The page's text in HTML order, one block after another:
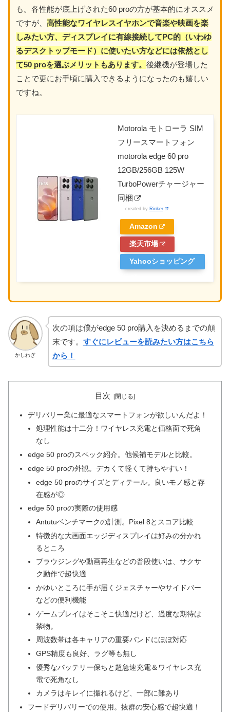
も。各性能が底上げされた60 proの方が基本的にオススメ
ですが、 高性能なワイヤレスイヤホンで音楽や映画を楽
しみたい方、ディスプレイに有線接続してPC的（いわゆ
るデスクトップモード）に使いたい方などには依然とし
て50 proを選ぶメリットもあります。 後継機が登場した
ことで更にお手頃に購入できるようになったのも嬉しい
ですね。
Motorola モトローラ SIM
フリースマートフォン
motorola edge 60 pro
12GB/256GB 125W
TurboPowerチャージャー
同梱
created by Rinker
Amazon
楽天市場
Yahooショッピング
かしわぎ
次の項は僕がedge 50 pro購入を決めるまでの顛
末です。 すぐにレビューを読みたい方はこちら
から！
目次
デリバリー業に最適なスマートフォンが欲しいんだよ！
処理性能は十二分！ワイヤレス充電と価格面で死角
なし
edge 50 proのスペック紹介。他候補モデルと比較。
edge 50 proの外観。デカくて軽くて持ちやすい！
edge 50 proのサイズとディテール。良いモノ感と存
在感が◎
edge 50 proの実際の使用感
Antutuベンチマークの計測。Pixel 8とスコア比較
特徴的な大画面エッジディスプレイは好みの分かれ
るところ
ブラウジングや動画再生などの普段使いは、サクサ
ク動作で超快適
かゆいところに手が届くジェスチャーやサイドバー
などの便利機能
ゲームプレイはそこそこ快適だけど、過度な期待は
禁物。
周波数帯は各キャリアの重要バンドにほぼ対応
GPS精度も良好、ラグ等も無し
優秀なバッテリー保ちと超急速充電＆ワイヤレス充
電で死角なし
カメラはキレイに撮れるけど、一部に難あり
フードデリバリーでの使用。抜群の安心感で超快適！